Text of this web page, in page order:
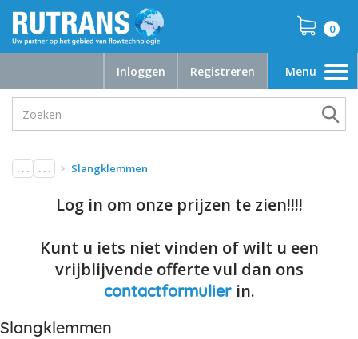
0
Inloggen Registreren
Toggle
navigation
Menu
. . . . . . Slangklemmen
Log in om onze prijzen te zien!!!!
Kunt u iets niet vinden of wilt u een
vrijblijvende offerte vul dan ons
contactformulier in.
Slangklemmen